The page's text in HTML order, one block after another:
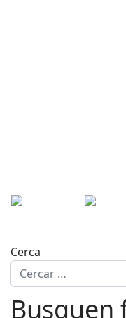
Cerca
Busquen